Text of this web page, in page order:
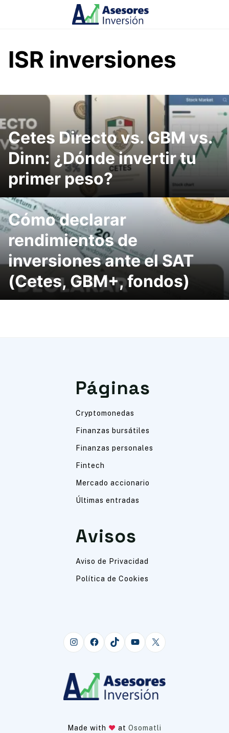
ISR inversiones
Cetes Directo vs. GBM vs.
Dinn: ¿Dónde invertir tu
primer peso?
Cómo declarar
rendimientos de
inversiones ante el SAT
(Cetes, GBM+, fondos)
Páginas
Cryptomonedas
Finanzas bursátiles
Finanzas personales
Fintech
Mercado accionario
Últimas entradas
Avisos
Aviso de Privacidad
Política de Cookies
Instagram
FacebookTikTokYouTube
X
Made with at Osomatli